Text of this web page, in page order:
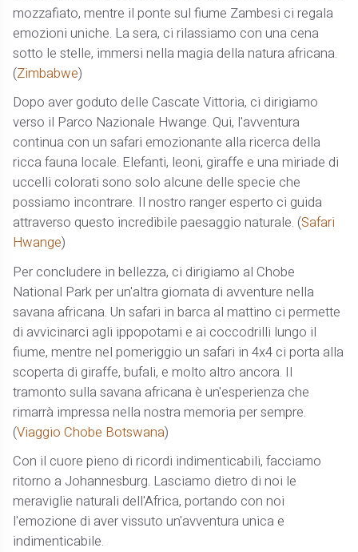
mozzafiato, mentre il ponte sul fiume Zambesi ci regala
emozioni uniche. La sera, ci rilassiamo con una cena
sotto le stelle, immersi nella magia della natura africana.
(Zimbabwe)
Dopo aver goduto delle Cascate Vittoria, ci dirigiamo
verso il Parco Nazionale Hwange. Qui, l'avventura
continua con un safari emozionante alla ricerca della
ricca fauna locale. Elefanti, leoni, giraffe e una miriade di
uccelli colorati sono solo alcune delle specie che
possiamo incontrare. Il nostro ranger esperto ci guida
attraverso questo incredibile paesaggio naturale. (Safari
Hwange)
Per concludere in bellezza, ci dirigiamo al Chobe
National Park per un'altra giornata di avventure nella
savana africana. Un safari in barca al mattino ci permette
di avvicinarci agli ippopotami e ai coccodrilli lungo il
fiume, mentre nel pomeriggio un safari in 4x4 ci porta alla
scoperta di giraffe, bufali, e molto altro ancora. Il
tramonto sulla savana africana è un'esperienza che
rimarrà impressa nella nostra memoria per sempre.
(Viaggio Chobe Botswana)
Con il cuore pieno di ricordi indimenticabili, facciamo
ritorno a Johannesburg. Lasciamo dietro di noi le
meraviglie naturali dell'Africa, portando con noi
l'emozione di aver vissuto un'avventura unica e
indimenticabile.